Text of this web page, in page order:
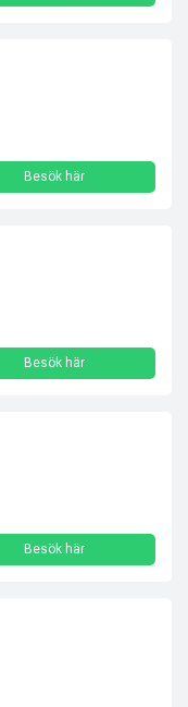
Besök här
Besök här
Besök här